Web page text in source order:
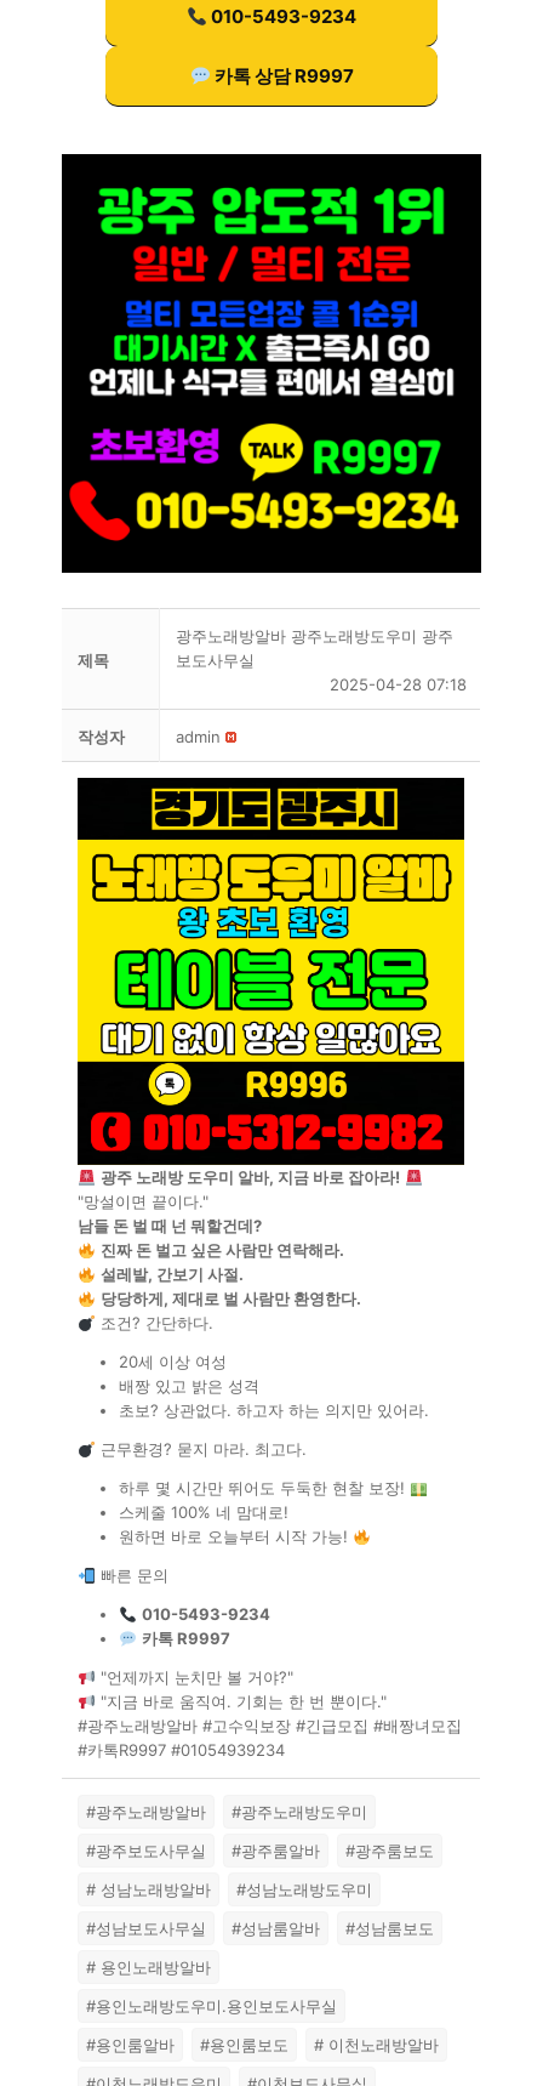
010-5493-9234
카톡 상담 R9997
제목
광주노래방알바 광주노래방도우미 광주
보도사무실
2025-04-28 07:18
작성자 admin
광주 노래방 도우미 알바, 지금 바로 잡아라!
"망설이면 끝이다."
남들 돈 벌 때 넌 뭐할건데?
진짜 돈 벌고 싶은 사람만 연락해라.
설레발, 간보기 사절.
당당하게, 제대로 벌 사람만 환영한다.
조건? 간단하다.
20세 이상 여성
배짱 있고 밝은 성격
초보? 상관없다. 하고자 하는 의지만 있어라.
근무환경? 묻지 마라. 최고다.
하루 몇 시간만 뛰어도 두둑한 현찰 보장!
스케줄 100% 네 맘대로!
원하면 바로 오늘부터 시작 가능!
빠른 문의
010-5493-9234
카톡 R9997
"언제까지 눈치만 볼 거야?"
"지금 바로 움직여. 기회는 한 번 뿐이다."
#광주노래방알바 #고수익보장 #긴급모집 #배짱녀모집
#카톡R9997 #01054939234
#광주노래방알바
#광주노래방도우미
#광주보도사무실
#광주룸알바
#광주룸보도
# 성남노래방알바
#성남노래방도우미
#성남보도사무실
#성남룸알바
#성남룸보도
# 용인노래방알바
#용인노래방도우미.용인보도사무실
#용인룸알바
#용인룸보도
# 이천노래방알바